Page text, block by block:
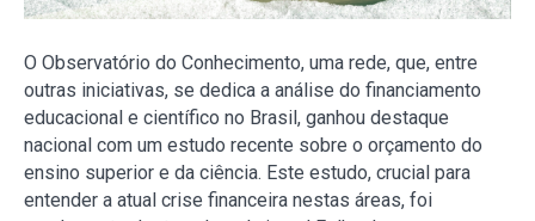
O Observatório do Conhecimento, uma rede, que, entre
outras iniciativas, se dedica a análise do financiamento
educacional e científico no Brasil, ganhou destaque
nacional com um estudo recente sobre o orçamento do
ensino superior e da ciência. Este estudo, crucial para
entender a atual crise financeira nestas áreas, foi